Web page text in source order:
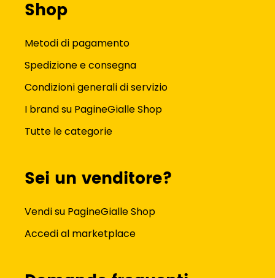
Shop
Metodi di pagamento
Spedizione e consegna
Condizioni generali di servizio
I brand su PagineGialle Shop
Tutte le categorie
Sei un venditore?
Vendi su PagineGialle Shop
Accedi al marketplace